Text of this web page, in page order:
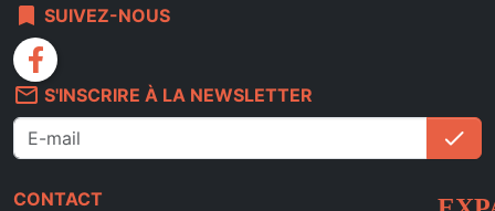
bookmark SUIVEZ-NOUS
facebook
mail_outline S'INSCRIRE À LA NEWSLETTER
check
CONTACT